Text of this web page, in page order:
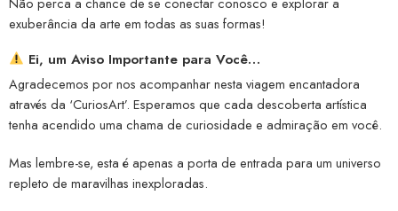
exuberância da arte em todas as suas formas!
Ei, um Aviso Importante para Você…
Agradecemos por nos acompanhar nesta viagem encantadora
através da ‘CuriosArt’. Esperamos que cada descoberta artística
tenha acendido uma chama de curiosidade e admiração em você.
Mas lembre-se, esta é apenas a porta de entrada para um universo
repleto de maravilhas inexploradas.